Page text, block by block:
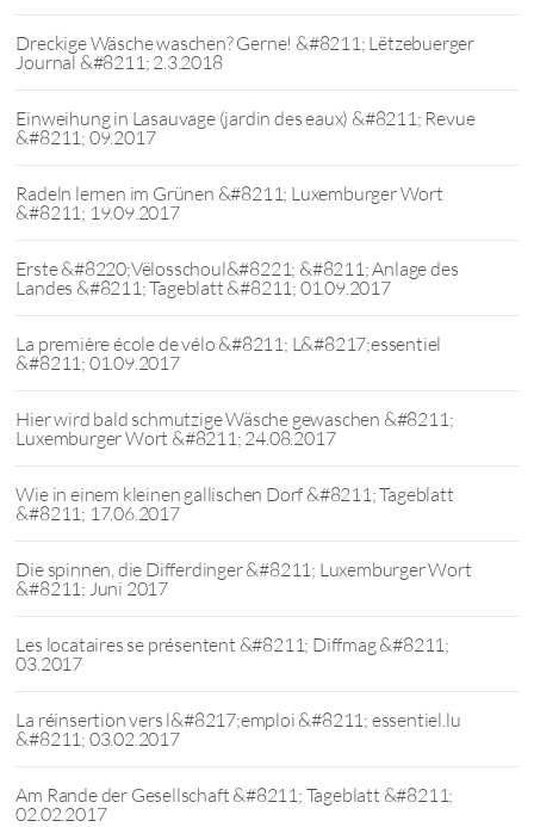
Dreckige Wäsche waschen? Gerne! &#8211; Lëtzebuerger
Journal &#8211; 2.3.2018
Einweihung in Lasauvage (jardin des eaux) &#8211; Revue
&#8211; 09.2017
Radeln lernen im Grünen &#8211; Luxemburger Wort
&#8211; 19.09.2017
Erste &#8220;Vëlosschoul&#8221; &#8211; Anlage des
Landes &#8211; Tageblatt &#8211; 01.09.2017
La première école de vélo &#8211; L&#8217;essentiel
&#8211; 01.09.2017
Hier wird bald schmutzige Wäsche gewaschen &#8211;
Luxemburger Wort &#8211; 24.08.2017
Wie in einem kleinen gallischen Dorf &#8211; Tageblatt
&#8211; 17.06.2017
Die spinnen, die Differdinger &#8211; Luxemburger Wort
&#8211; Juni 2017
Les locataires se présentent &#8211; Diffmag &#8211;
03.2017
La réinsertion vers l&#8217;emploi &#8211; essentiel.lu
&#8211; 03.02.2017
Am Rande der Gesellschaft &#8211; Tageblatt &#8211;
02.02.2017